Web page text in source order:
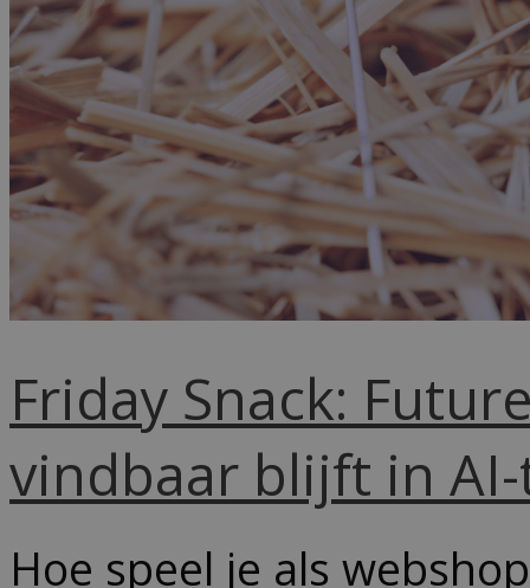
Friday Snack:
vindbaar blijft in
Hoe speel je als